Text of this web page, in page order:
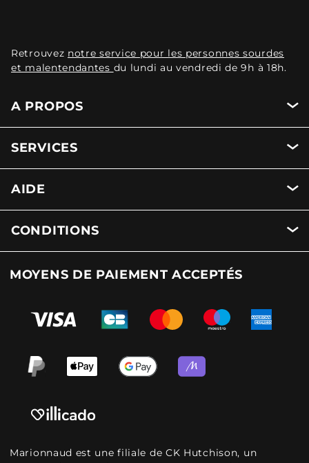
Retrouvez notre service pour les personnes sourdes
et malentendantes du lundi au vendredi de 9h à 18h.
A PROPOS
SERVICES
AIDE
CONDITIONS
MOYENS DE PAIEMENT ACCEPTÉS
Marionnaud est une filiale de CK Hutchison, un